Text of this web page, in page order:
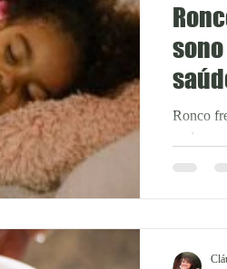
Ronco
podem
infantil,